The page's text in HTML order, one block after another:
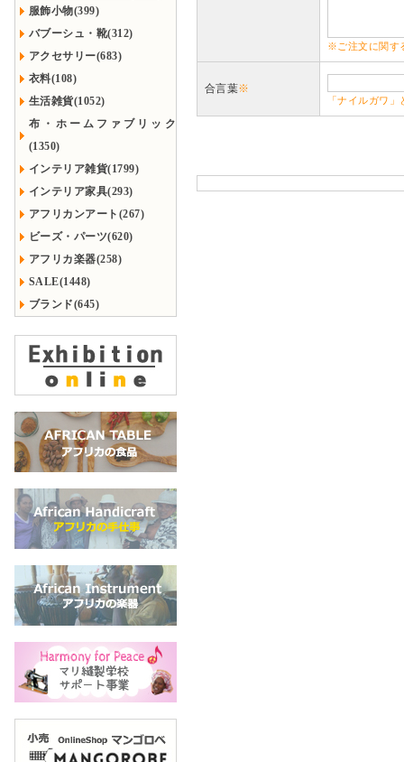
服飾小物(399)
バブーシュ・靴(312)
アクセサリー(683)
衣料(108)
生活雑貨(1052)
布・ホームファブリック
(1350)
インテリア雑貨(1799)
インテリア家具(293)
アフリカンアート(267)
ビーズ・パーツ(620)
アフリカ楽器(258)
SALE(1448)
ブランド(645)
※ご注文に関す
合言葉※
「ナイルガワ